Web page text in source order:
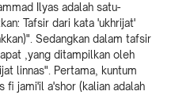
Ilyas adalah satu-
Tafsir dari kata 'ukhrijat'
Sedangkan dalam tafsir
,yang ditampilkan oleh
linnas". Pertama, kuntum
fi jami'il a'shor (kalian adalah